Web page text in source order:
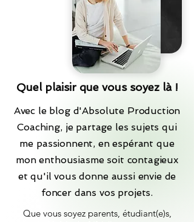
Quel plaisir que vous soyez là !
Avec le blog d'Absolute Production
Coaching, je partage les sujets qui
me passionnent, en espérant que
mon enthousiasme soit contagieux
et qu'il vous donne aussi envie de
foncer dans vos projets.
Que vous soyez parents, étudiant(e)s,